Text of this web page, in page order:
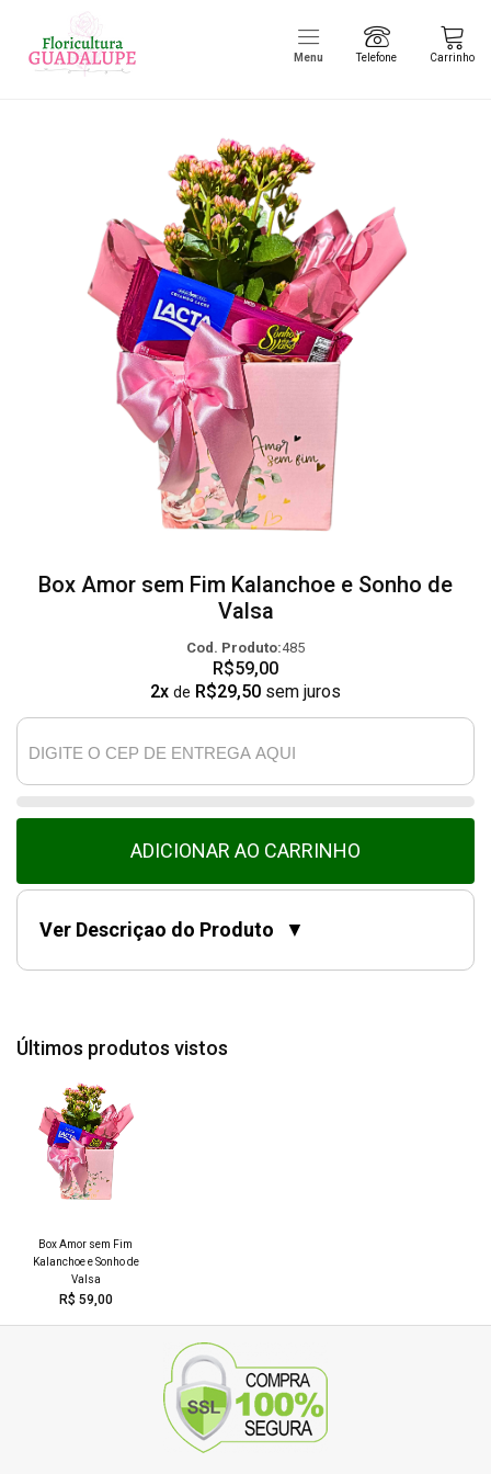
Menu Telefone Carrinho
Box Amor sem Fim Kalanchoe e Sonho de
Valsa
Cod. Produto:485
R$59,00
2x de R$29,50 sem juros
ADICIONAR AO CARRINHO
Ver Descriçao do Produto ▼
altura
Últimos produtos vistos
Box Amor sem Fim
Kalanchoe e Sonho de
Valsa
R$ 59,00